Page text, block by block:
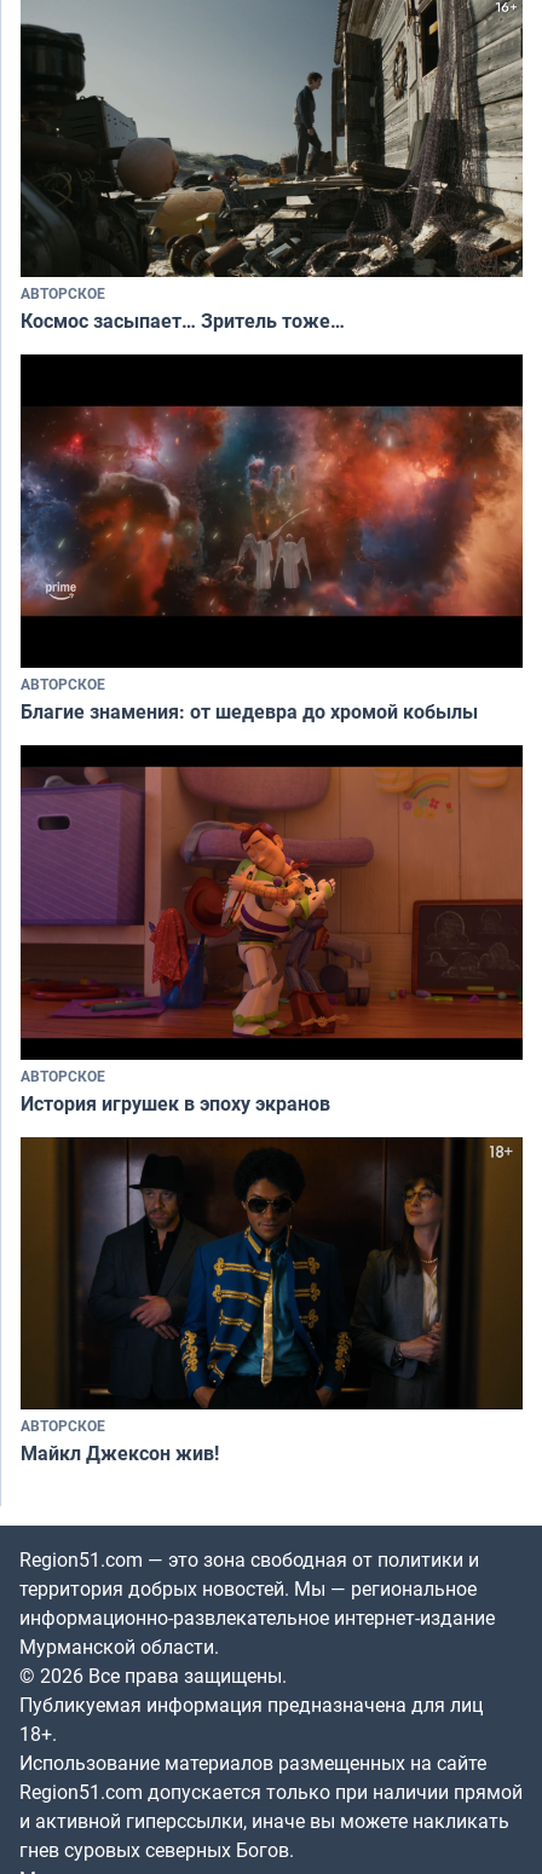
АВТОРСКОЕ
Космос засыпает… Зритель тоже…
АВТОРСКОЕ
Благие знамения: от шедевра до хромой кобылы
АВТОРСКОЕ
История игрушек в эпоху экранов
АВТОРСКОЕ
Майкл Джексон жив!
Region51.com — это зона свободная от политики и
территория добрых новостей. Мы — региональное
информационно-развлекательное интернет-издание
Мурманской области.
© 2026 Все права защищены.
Публикуемая информация предназначена для лиц
18+.
Использование материалов размещенных на сайте
Region51.com допускается только при наличии прямой
и активной гиперссылки, иначе вы можете накликать
гнев суровых северных Богов.